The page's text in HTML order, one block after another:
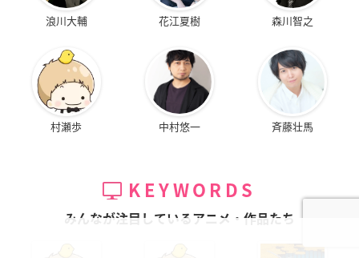
浪川大輔 花江夏樹 森川智之
村瀬歩 中村悠一 斉藤壮馬
KEYWORDS
みんなが注目しているアニメ・作品たち